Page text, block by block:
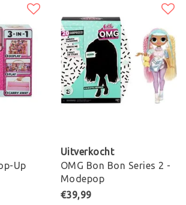
Up
Uitverkocht
OMG Bon Bon Series 2 -
Modepop
€39,99